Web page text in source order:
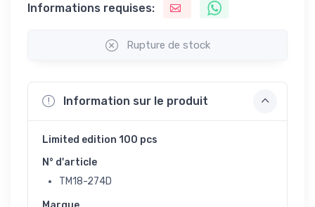
Informations requises:
Rupture de stock
Information sur le produit
Limited edition 100 pcs
N° d'article
TM18-274D